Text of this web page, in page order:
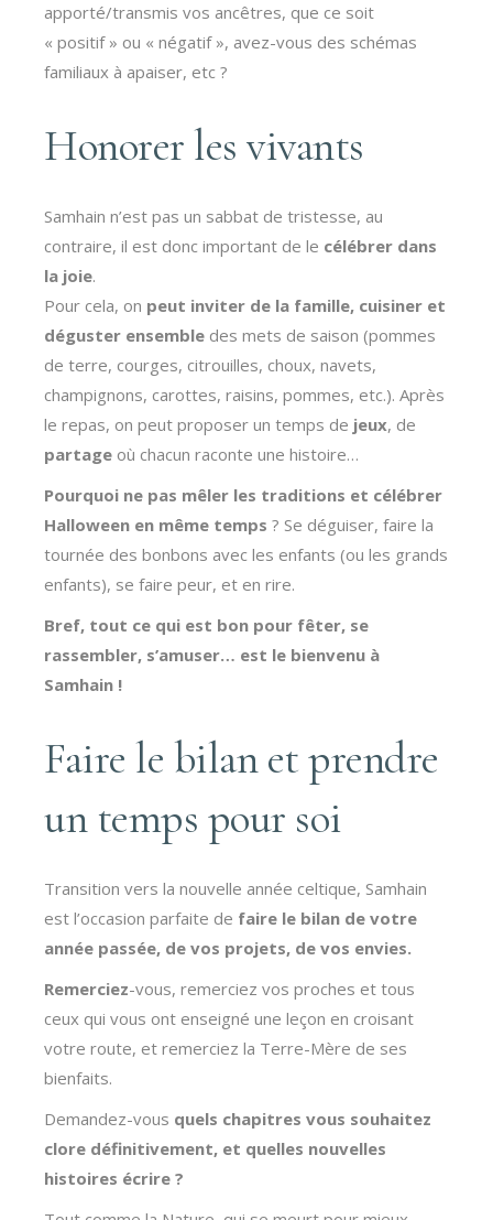
apporté/transmis vos ancêtres, que ce soit
« positif » ou « négatif », avez-vous des schémas
familiaux à apaiser, etc ?
Honorer les vivants
Samhain n’est pas un sabbat de tristesse, au
contraire, il est donc important de le célébrer dans
la joie.
Pour cela, on peut inviter de la famille, cuisiner et
déguster ensemble des mets de saison (pommes
de terre, courges, citrouilles, choux, navets,
champignons, carottes, raisins, pommes, etc.). Après
le repas, on peut proposer un temps de jeux, de
partage où chacun raconte une histoire…
Pourquoi ne pas mêler les traditions et célébrer
Halloween en même temps ? Se déguiser, faire la
tournée des bonbons avec les enfants (ou les grands
enfants), se faire peur, et en rire.
Bref, tout ce qui est bon pour fêter, se
rassembler, s’amuser… est le bienvenu à
Samhain !
Faire le bilan et prendre
un temps pour soi
Transition vers la nouvelle année celtique, Samhain
est l’occasion parfaite de faire le bilan de votre
année passée, de vos projets, de vos envies.
Remerciez-vous, remerciez vos proches et tous
ceux qui vous ont enseigné une leçon en croisant
votre route, et remerciez la Terre-Mère de ses
bienfaits.
Demandez-vous quels chapitres vous souhaitez
clore définitivement, et quelles nouvelles
histoires écrire ?